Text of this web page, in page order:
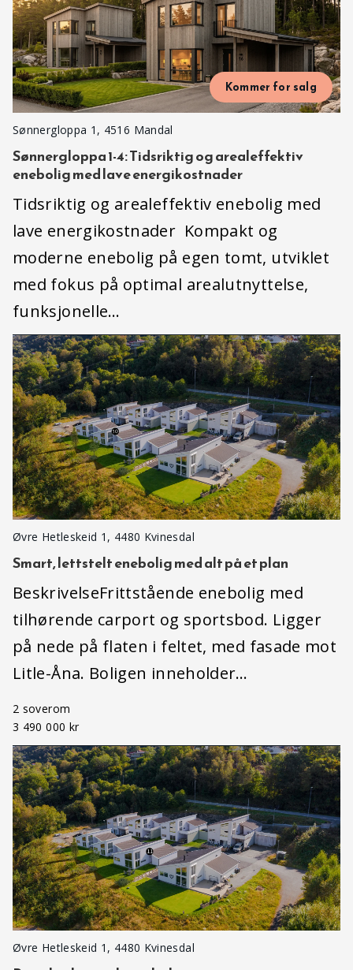
Kommer for salg
Sønnergloppa 1, 4516 Mandal
Sønnergloppa 1-4: Tidsriktig og arealeffektiv
enebolig med lave energikostnader
Tidsriktig og arealeffektiv enebolig med
lave energikostnader Kompakt og
moderne enebolig på egen tomt, utviklet
med fokus på optimal arealutnyttelse,
funksjonelle…
Øvre Hetleskeid 1, 4480 Kvinesdal
Smart, lettstelt enebolig med alt på et plan
BeskrivelseFrittstående enebolig med
tilhørende carport og sportsbod. Ligger
på nede på flaten i feltet, med fasade mot
Litle-Åna. Boligen inneholder…
2 soverom
3 490 000 kr
Øvre Hetleskeid 1, 4480 Kvinesdal